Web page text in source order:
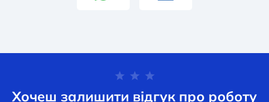
Хочеш залишити відгук про роботу